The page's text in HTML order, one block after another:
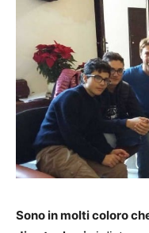
Sono in molti coloro